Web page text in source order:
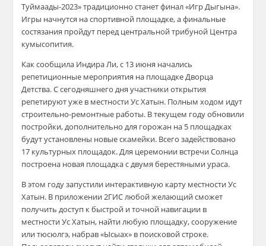
Туймаады-2023» традиционно станет финал «Игр Дыгына».
Игры начнутся на спортивной площадке, а финальные
состязания пройдут перед центральной трибуной Центра
кумысопития.
Как сообщила Индира Ли, с 13 июня начались
репетиционные мероприятия на площадке Дворца
Детства. С сегодняшнего дня участники открытия
репетируют уже в местности Ус Хатын. Полным ходом идут
строительно-ремонтные работы. В текущем году обновили
постройки, дополнительно для горожан на 5 площадках
будут установлены новые скамейки. Всего задействовано
17 культурных площадок. Для церемонии встречи Солнца
построена новая площадка с двумя берестяными ураса.
В этом году запустили интерактивную карту местности Ус
Хатын. В приложении 2ГИС любой желающий сможет
получить доступ к быстрой и точной навигации в
местности Ус Хатын, найти любую площадку, сооружение
или тюсюлгэ, набрав «Ысыах» в поисковой строке.